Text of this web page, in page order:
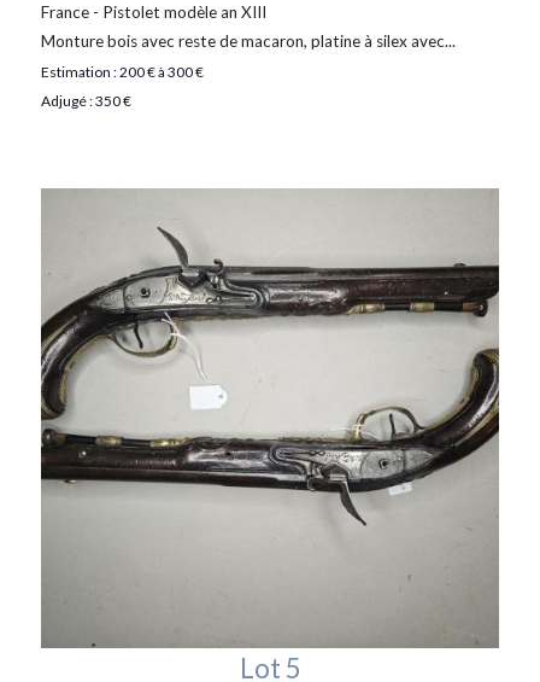
France - Pistolet modèle an XIII
Monture bois avec reste de macaron, platine à silex avec...
Estimation : 200 € à 300 €
Adjugé : 350 €
Lot 5